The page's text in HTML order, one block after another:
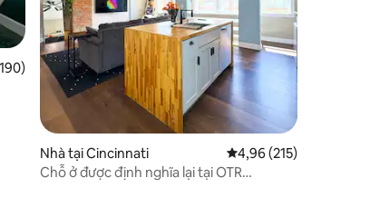
trung bình 4,92/5, 190 đánh giá
Nhà tại Cincinnati Xếp hạng trung bình
4,96 (215)
Chỗ ở được định nghĩa lại tại OTR